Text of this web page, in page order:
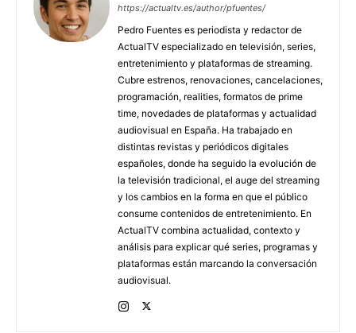
https://actualtv.es/author/pfuentes/
Pedro Fuentes es periodista y redactor de
ActualTV especializado en televisión, series,
entretenimiento y plataformas de streaming.
Cubre estrenos, renovaciones, cancelaciones,
programación, realities, formatos de prime
time, novedades de plataformas y actualidad
audiovisual en España. Ha trabajado en
distintas revistas y periódicos digitales
españoles, donde ha seguido la evolución de
la televisión tradicional, el auge del streaming
y los cambios en la forma en que el público
consume contenidos de entretenimiento. En
ActualTV combina actualidad, contexto y
análisis para explicar qué series, programas y
plataformas están marcando la conversación
audiovisual.